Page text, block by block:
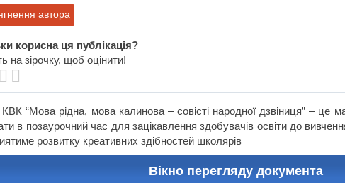
автора
корисна ця публікація?
на зірочку, щоб оцінити!
“Мова рідна, мова калинова – совісті народної дзвіниця” – це
в позаурочний час для зацікавлення здобувачів освіти до
розвитку креативних здібностей школярів
Вікно перегляду документа